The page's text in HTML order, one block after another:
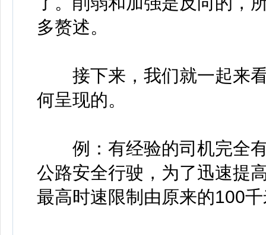
多赘述。
接下来，我们就一起来看
何呈现的。
例：有经验的司机完全有
公路安全行驶，为了迅速提
最高时速限制由原来的100